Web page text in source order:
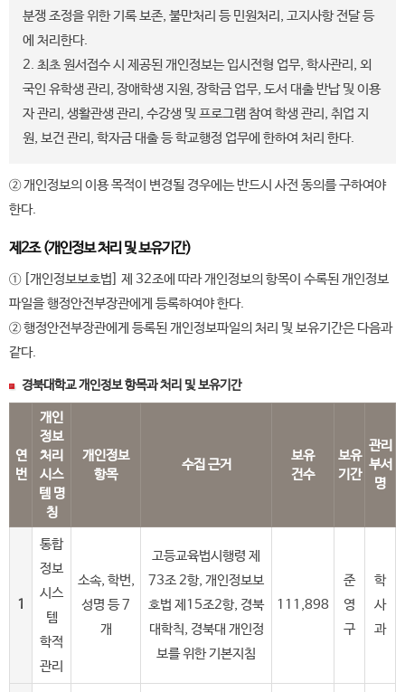
분쟁 조정을 위한 기록 보존, 불만처리 등 민원처리, 고지사항 전달 등
에 처리한다.
2. 최초 원서접수 시 제공된 개인정보는 입시전형 업무, 학사관리, 외
국인 유학생 관리, 장애학생 지원, 장학금 업무, 도서 대출 반납 및 이용
자 관리, 생활관생 관리, 수강생 및 프로그램 참여 학생 관리, 취업 지
원, 보건 관리, 학자금 대출 등 학교행정 업무에 한하여 처리 한다.
② 개인정보의 이용 목적이 변경될 경우에는 반드시 사전 동의를 구하여야
한다.
제2조 (개인정보 처리 및 보유기간)
① [개인정보보호법] 제 32조에 따라 개인정보의 항목이 수록된 개인정보
파일을 행정안전부장관에게 등록하여야 한다.
② 행정안전부장관에게 등록된 개인정보파일의 처리 및 보유기간은 다음과
같다.
경북대학교 개인정보 항목과 처리 및 보유기간
연
번
개인
정보
처리
시스
템 명
칭
개인정보
항목
수집 근거
보유
건수
보유
기간
관리
부서
명
1
통합
정보
시스
템
학적
관리
소속, 학번,
성명 등 7
개
고등교육법시행령 제
73조 2항, 개인정보보
호법 제15조2항, 경북
대학칙, 경북대 개인정
보를 위한 기본지침
111,898
준
영
구
학
사
과